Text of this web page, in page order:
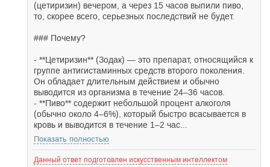
(цетиризин) вечером, а через 15 часов выпили пиво,
то, скорее всего, серьезных последствий не будет.
### Почему?
- **Цетиризин** (Зодак) — это препарат, относящийся к
группе антигистаминных средств второго поколения.
Он обладает длительным действием и обычно
выводится из организма в течение 24–36 часов.
- **Пиво** содержит небольшой процент алкоголя
(обычно около 4–6%), который быстро всасывается в
кровь и выводится в течение 1–2 час...
Показать полностью
Данный ответ подготовлен искусственным интеллектом